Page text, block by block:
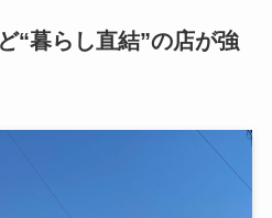
“暮らし直結”の店が強